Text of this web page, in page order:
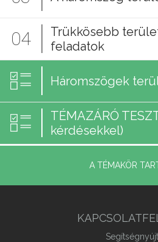
04
Trükkösebb
feladatok
Háromszögek
TÉMAZÁRÓ
kérdésekkel)
A TÉMAKÖR